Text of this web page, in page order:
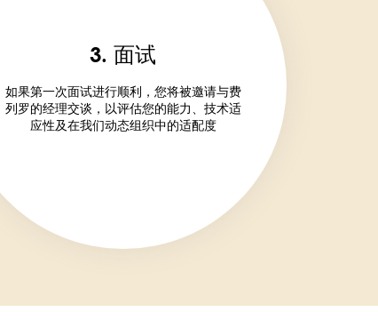
3. 面试
如果第一次面试进行顺利，您将被邀请与费
列罗的经理交谈，以评估您的能力、技术适
应性及在我们动态组织中的适配度